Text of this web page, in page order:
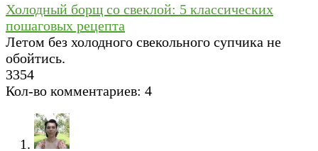
Холодный борщ со свеклой: 5 классических
пошаговых рецепта
Летом без холодного свекольного супчика не
обойтись.
3354
Кол-во комментариев: 4